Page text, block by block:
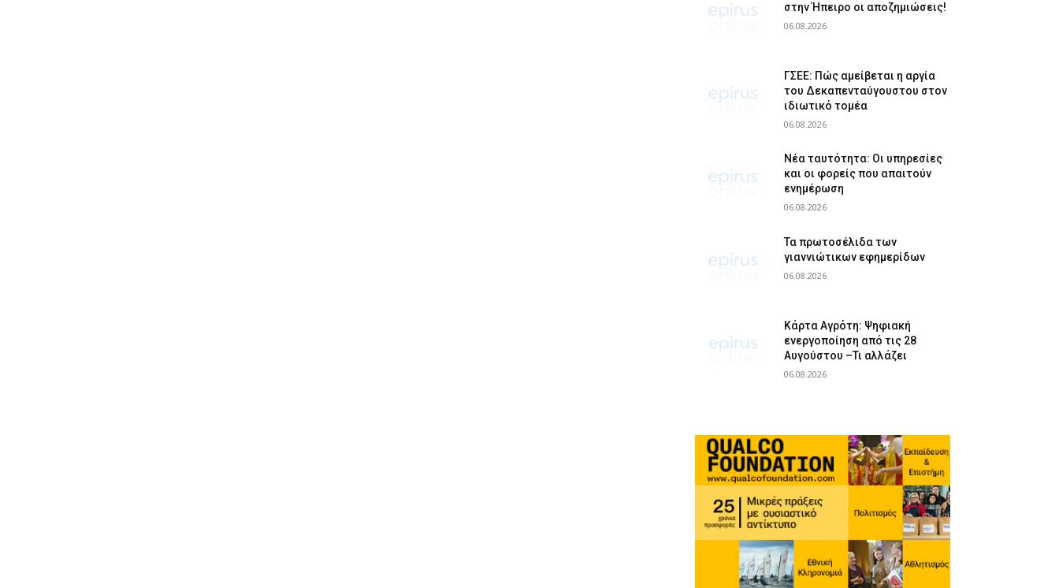
στην Ήπειρο οι αποζημιώσεις!
06.08.2026
ΓΣΕΕ: Πώς αμείβεται η αργία
του Δεκαπενταύγουστου στον
ιδιωτικό τομέα
06.08.2026
Νέα ταυτότητα: Οι υπηρεσίες
και οι φορείς που απαιτούν
ενημέρωση
06.08.2026
Τα πρωτοσέλιδα των
γιαννιώτικων εφημερίδων
06.08.2026
Κάρτα Αγρότη: Ψηφιακή
ενεργοποίηση από τις 28
Αυγούστου –Τι αλλάζει
06.08.2026